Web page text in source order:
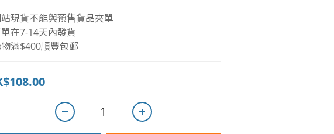
現貨不能與預售貨品夾單
在7-14天內發貨
滿$400順豐包郵